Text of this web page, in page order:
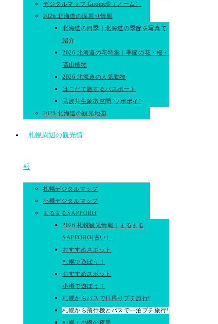
デジタルマップ Gnome®（ノーム）
2026 北海道の深堀り情報
北海道の四季｜北海道の季節を写真で
紹介
2026 北海道の花特集｜季節の花・桜・
高山植物
2026 北海道の人気動物
はこだて旅するパスポート
民族共生象徴空間”ウポポイ”
2025 北海道の観光地図
札幌周辺の観光情
報
札幌デジタルマップ
小樽デジタルマップ
まるまるSAPPORO
2026 札幌観光情報｜まるまる
SAPPORO(古い）
おすすめスポット
札幌で遊ぼう！
おすすめスポット
小樽で遊ぼう！
札幌からバスで日帰りプチ旅行!
札幌から飛行機とバスで一泊プチ旅行!
札幌・小樽の夜景